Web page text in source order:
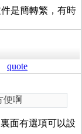
是簡轉繁，有時
quote
便啊
面有選項可以設